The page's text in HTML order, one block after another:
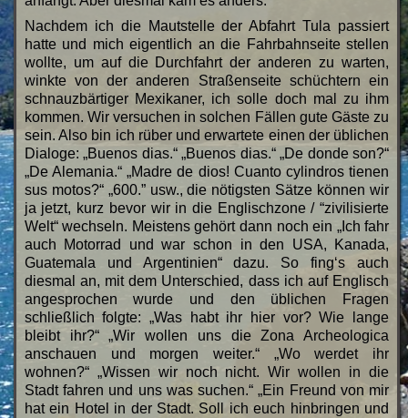
Nachdem ich die Mautstelle der Abfahrt Tula passiert
hatte und mich eigentlich an die Fahrbahnseite stellen
wollte, um auf die Durchfahrt der anderen zu warten,
winkte von der anderen Straßenseite schüchtern ein
schnauzbärtiger Mexikaner, ich solle doch mal zu ihm
kommen. Wir versuchen in solchen Fällen gute Gäste zu
sein. Also bin ich rüber und erwartete einen der üblichen
Dialoge: „Buenos dias.“ „Buenos dias.“ „De donde son?“
„De Alemania.“ „Madre de dios! Cuanto cylindros tienen
sus motos?“ „600.” usw., die nötigsten Sätze können wir
ja jetzt, kurz bevor wir in die Englischzone / “zivilisierte
Welt“ wechseln. Meistens gehört dann noch ein „Ich fahr
auch Motorrad und war schon in den USA, Kanada,
Guatemala und Argentinien“ dazu. So fing‘s auch
diesmal an, mit dem Unterschied, dass ich auf Englisch
angesprochen wurde und den üblichen Fragen
schließlich folgte: „Was habt ihr hier vor? Wie lange
bleibt ihr?“ „Wir wollen uns die Zona Archeologica
anschauen und morgen weiter.“ „Wo werdet ihr
wohnen?“ „Wissen wir noch nicht. Wir wollen in die
Stadt fahren und uns was suchen.“ „Ein Freund von mir
hat ein Hotel in der Stadt. Soll ich euch hinbringen und